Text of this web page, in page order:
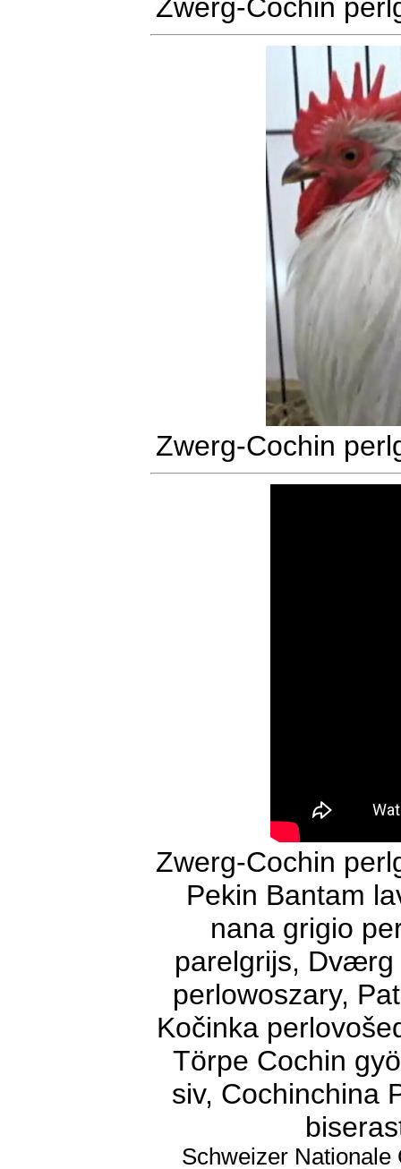
Zwerg-Cochin
Zwerg-Cochin
Zwerg-Cochin
Pekin Bantam
nana grigio
parelgrijs, Dværg
perlowoszary,
Kočinka
Törpe Cochin
siv, Cochinchina
Schweizer Nationale